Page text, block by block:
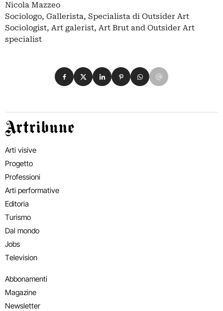
Nicola Mazzeo
Sociologo, Gallerista, Specialista di Outsider Art
Sociologist, Art galerist, Art Brut and Outsider Art
specialist
Condividi su Facebook
Condividi su X
Condividi su LinkedIn
Condividi su Pinterest
Condividi su WhatsApp
Condividi su Email
Artribune
Arti visive
Progetto
Professioni
Arti performative
Editoria
Turismo
Dal mondo
Jobs
Television
Abbonamenti
Magazine
Newsletter